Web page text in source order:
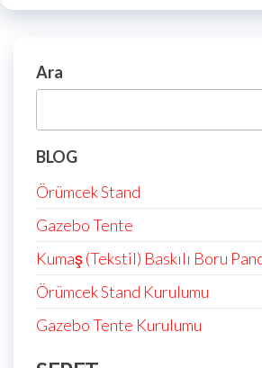
Ara
BLOG
Örümcek Stand
Gazebo Tente
Kumaş (Tekstil) Baskılı Boru
Örümcek Stand Kurulumu
Gazebo Tente Kurulumu